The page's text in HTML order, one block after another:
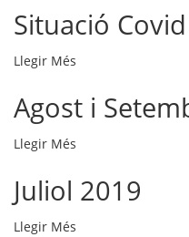
Situació
Situació
19
-
Llegir Més
Agost i
Agost
Setembre
2019
-
Llegir Més
Juliol 2019
Juliol
Llegir Més